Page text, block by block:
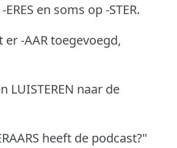
en soms op -STER.
-AAR toegevoegd,
LUISTEREN naar de
heeft de podcast?"